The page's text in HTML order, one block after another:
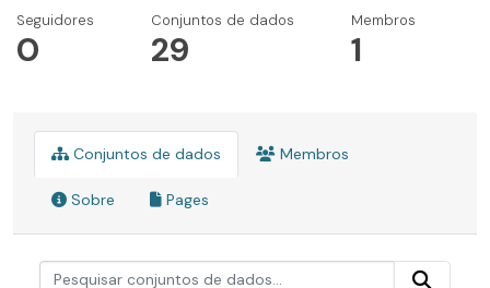
Seguidores
0
Conjuntos de dados
29
Membros
1
Conjuntos de dados Membros
Sobre Pages